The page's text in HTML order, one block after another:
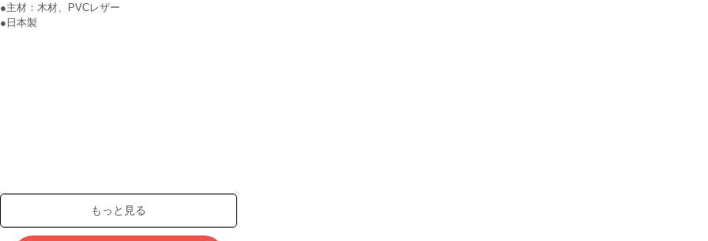
●主材：木材、PVCレザー
●日本製
もっと見る